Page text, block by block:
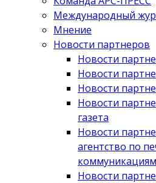
Международный
Мнение
Новости партнеров
Новости
Новости
Новости
Новости
газета
Новости
агентство по
коммуникациям
Новости